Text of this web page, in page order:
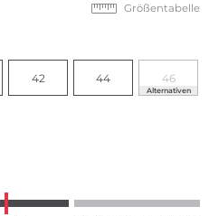
Größentabelle
42 44 46
Alternativen